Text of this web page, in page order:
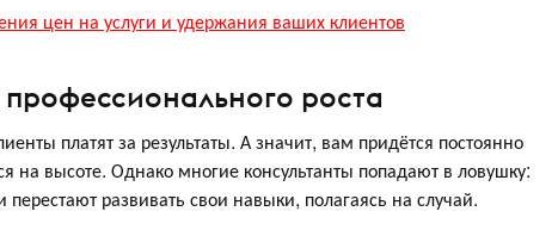
цен на услуги и удержания ваших клиентов
роста
платят за результаты. А значит, вам придётся постоянно
на высоте. Однако многие консультанты попадают в ловушку:
развивать свои навыки, полагаясь на случай.